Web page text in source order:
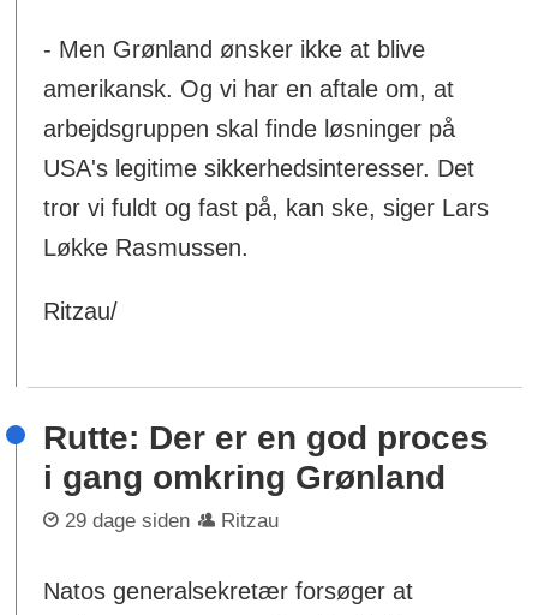
- Men Grønland ønsker ikke at blive
amerikansk. Og vi har en aftale om, at
arbejdsgruppen skal finde løsninger på
USA's legitime sikkerhedsinteresser. Det
tror vi fuldt og fast på, kan ske, siger Lars
Løkke Rasmussen.
Ritzau/
Rutte: Der er en god proces
i gang omkring Grønland
29 dage siden Ritzau
Natos generalsekretær forsøger at